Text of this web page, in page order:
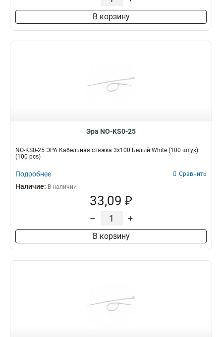
В корзину
Эра NO-KS0-25
NO-KS0-25 ЭРА Кабельная стяжка 3х100 Белый White (100 штук)
(100 pcs)
Подробнее Сравнить
Наличие: В наличии
33,09 ₽
– +
В корзину